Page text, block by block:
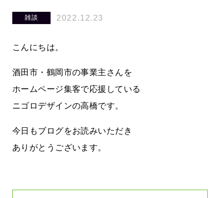
雑談 2022.12.23
こんにちは。
酒田市・鶴岡市の事業主さんを
ホームページ集客で応援している
ニゴロデザインの高橋です。
今日もブログをお読みいただき
ありがとうございます。
負けない
立ちたい
メンタルに来る～！想定してたより利
益が残らない仕事になってしまって
た…